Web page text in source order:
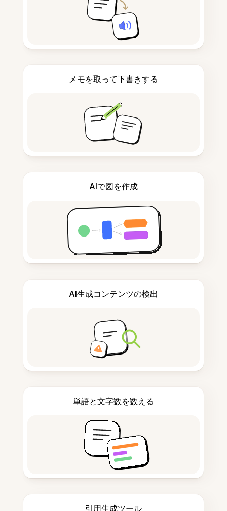
メモを取って下書きする
AIで図を作成
AI生成コンテンツの検出
単語と文字数を数える
引用生成ツール